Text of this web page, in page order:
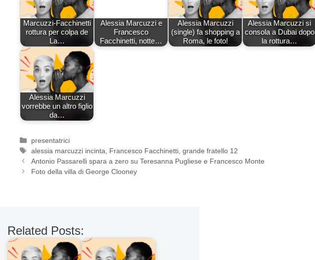
Marcuzzi-Facchinetti
rottura per colpa de
La…
Alessia Marcuzzi e
Francesco
Facchinetti, notte…
Alessia Marcuzzi
(single) fa shopping a
Roma, le foto!
Alessia Marcuzzi si
consola a Dubai dopo
la rottura…
Alessia Marcuzzi
vorrebbe un altro figlio
da…
Categorie
presentatrici
Tag
alessia marcuzzi incinta Francesco Facchinetti ,grande fratello 12
Antonio Passarelli spara a zero su Teresanna Pugliese e Francesco Monte
Foto della villa di George Clooney
Related Posts: